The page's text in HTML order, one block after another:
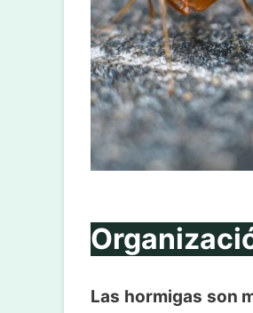
Las hormigas son